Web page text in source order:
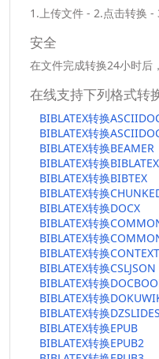
1.上传文件 - 2.点击转换 -
安全
在文件完成转换24小时后
在线支持下列格式转
BIBLATEX转换
BIBLATEX转换
BIBLATEX转换BEAMER
BIBLATEX转换BIBLATEX
BIBLATEX转换BIBTEX
BIBLATEX转换
BIBLATEX转换DOCX
BIBLATEX转换
BIBLATEX转换
BIBLATEX转换CONTEXT
BIBLATEX转换CSLJSON
BIBLATEX转换
BIBLATEX转换
BIBLATEX转换DZSLIDES
BIBLATEX转换EPUB
BIBLATEX转换EPUB2